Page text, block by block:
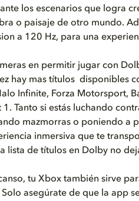
ante los escenarios que logra
o paisaje de otro mundo.
a 120 Hz, para una
en permitir jugar con
hay mas títulos disponibles
Infinite, Forza Motorsport,
Tanto si estás luchando
mazmorras o poniendo a
inmersiva que te
lista de títulos en Dolby no
tu Xbox también sirve
asegúrate de que la app